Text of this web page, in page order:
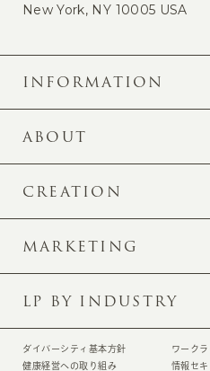
New York, NY 10005 USA
INFORMATION
ABOUT
CREATION
MARKETING
LP BY INDUSTRY
ダイバーシティ基本方針
ワーク
健康経営への取り組み
情報セ